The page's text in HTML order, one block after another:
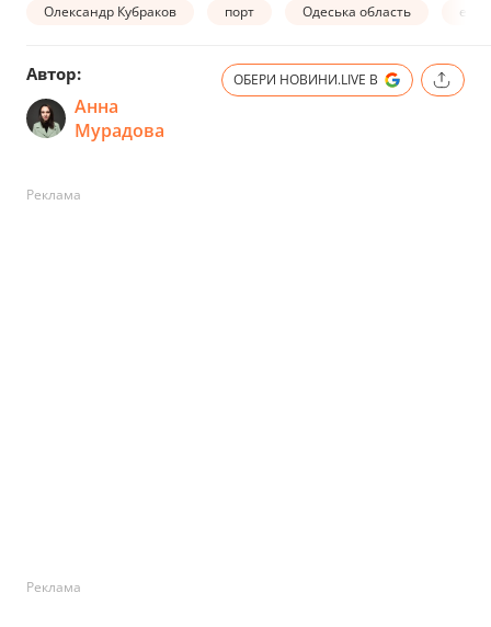
Олександр Кубраков порт Одеська область
Автор:
Анна
Мурадова
ОБЕРИ НОВИНИ.LIVE В
Реклама
Реклама